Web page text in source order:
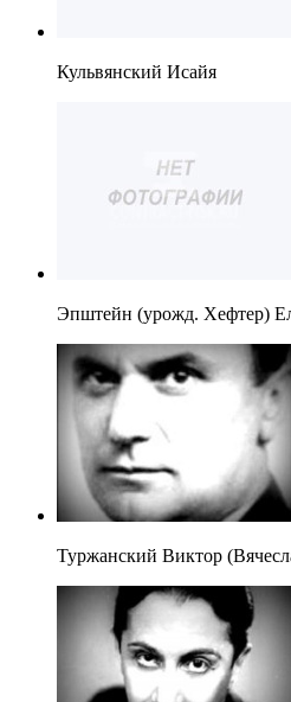
Кульвянский Исайя
Эпштейн (урожд. Хефтер)
Туржанский Виктор